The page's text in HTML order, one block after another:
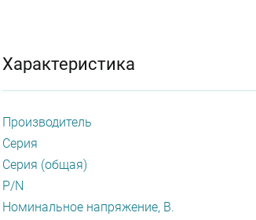
Характеристика
Производитель
Серия
Серия (общая)
P/N
Номинальное напряжение, В.